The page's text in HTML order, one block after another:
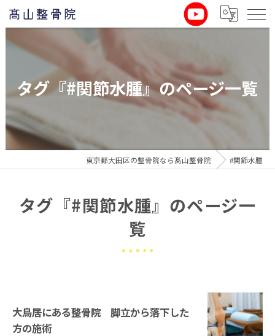
タグ『#関節水腫』のページ一覧
東京都大田区の整骨院なら髙山整骨院 #関節水腫
タグ『#関節水腫』のページ一
覧
大鳥居にある整骨院 脚立から落下した
方の施術